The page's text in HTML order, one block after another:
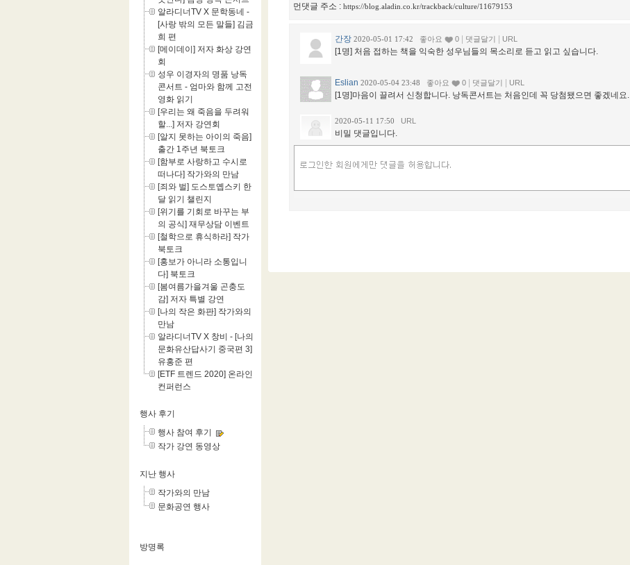
먼댓글 주소 : https://blog.aladin.co.kr/trackback/culture/11679153
간장 2020-05-01 17:42 좋아요 0 댓글달기 URL
[1명] 처음 접하는 책을 익숙한 성우님들의 목소리로 듣고 읽고 싶습니다.
Eslian 2020-05-04 23:48 좋아요 0 댓글달기 URL
[1명]마음이 끌려서 신청합니다. 낭독콘서트는 처음인데 꼭 당첨됐으면 좋겠네요.
2020-05-11 17:50 URL
비밀 댓글입니다.
알라디너TV X 문학동네 -
[사랑 밖의 모든 말들] 김금
희 편
[메이데이] 저자 화상 강연
회
성우 이경자의 명품 낭독
콘서트 - 엄마와 함께 고전
영화 읽기
[우리는 왜 죽음을 두려워
할...] 저자 강연회
[알지 못하는 아이의 죽음]
출간 1주년 북토크
[함부로 사랑하고 수시로
떠나다] 작가와의 만남
[죄와 벌] 도스토옙스키 한
달 읽기 챌린지
[위기를 기회로 바꾸는 부
의 공식] 재무상담 이벤트
[철학으로 휴식하라] 작가
북토크
[홍보가 아니라 소통입니
다] 북토크
[봄여름가을겨울 곤충도
감] 저자 특별 강연
[나의 작은 화판] 작가와의
만남
알라디너TV X 창비 - [나의
문화유산답사기 중국편 3]
유홍준 편
[ETF 트렌드 2020] 온라인
컨퍼런스
행사 후기
행사 참여 후기
작가 강연 동영상
지난 행사
작가와의 만남
문화공연 행사
방명록